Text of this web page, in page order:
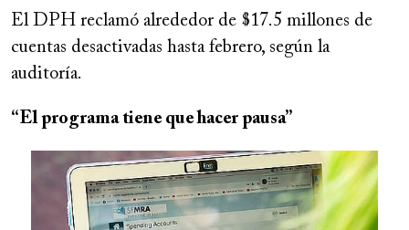
El DPH reclamó alrededor de $17.5 millones de
cuentas desactivadas hasta febrero, según la
auditoría.
“El programa tiene que hacer pausa”
Image